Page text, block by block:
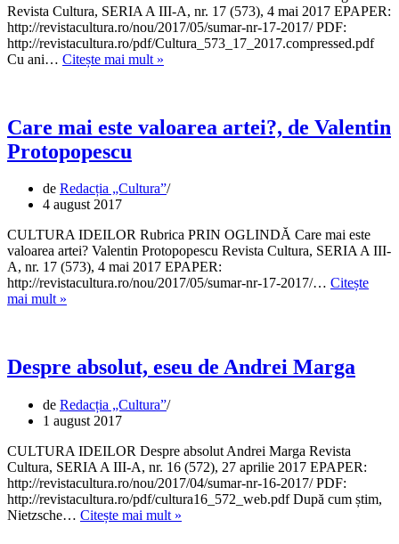
Revista Cultura, SERIA A III-A, nr. 17 (573), 4 mai 2017 EPAPER:
http://revistacultura.ro/nou/2017/05/sumar-nr-17-2017/ PDF:
http://revistacultura.ro/pdf/Cultura_573_17_2017.compressed.pdf
Cu ani… Citește mai mult »
de
Andrei
Care mai este valoarea artei?, de Valentin
Protopopescu
de Redacția „Cultura”
4 august 2017
CULTURA IDEILOR Rubrica PRIN OGLINDĂ Care mai este
valoarea artei? Valentin Protopopescu Revista Cultura, SERIA A III-
A, nr. 17 (573), 4 mai 2017 EPAPER:
http://revistacultura.ro/nou/2017/05/sumar-nr-17-2017/… Citește
mai mult »
artei?,
de
Protopopescu
Despre absolut, eseu de Andrei Marga
de Redacția „Cultura”
1 august 2017
CULTURA IDEILOR Despre absolut Andrei Marga Revista
Cultura, SERIA A III-A, nr. 16 (572), 27 aprilie 2017 EPAPER:
http://revistacultura.ro/nou/2017/04/sumar-nr-16-2017/ PDF:
http://revistacultura.ro/pdf/cultura16_572_web.pdf După cum știm,
Nietzsche… Citește mai mult »